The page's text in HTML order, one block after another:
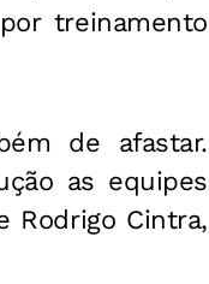
treinamento
de afastar.
as equipes
Rodrigo Cintra,